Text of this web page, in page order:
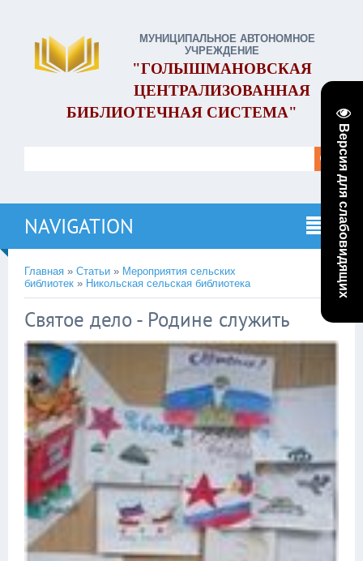
Версия для слабовидящих
МУНИЦИПАЛЬНОЕ АВТОНОМНОЕ
УЧРЕЖДЕНИЕ
"ГОЛЫШМАНОВСКАЯ
ЦЕНТРАЛИЗОВАННАЯ
БИБЛИОТЕЧНАЯ СИСТЕМА"
NAVIGATION
Главная » Статьи » Мероприятия сельских
библиотек » Никольская сельская библиотека
Святое дело - Родине служить